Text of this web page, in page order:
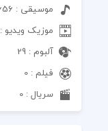
موسیقی : 3656
موزیک ویدیو : 65
آلبوم : 29
فیلم : 0
سریال : 0